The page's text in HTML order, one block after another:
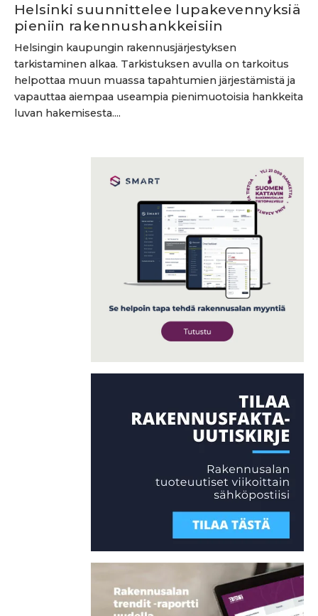
Helsinki suunnittelee lupakevennyksiä
pieniin rakennushankkeisiin
Helsingin kaupungin rakennusjärjestyksen
tarkistaminen alkaa. Tarkistuksen avulla on tarkoitus
helpottaa muun muassa tapahtumien järjestämistä ja
vapauttaa aiempaa useampia pienimuotoisia hankkeita
luvan hakemisesta....